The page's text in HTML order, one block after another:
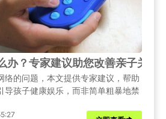
办？专家建议助您改善亲子关系
络的问题，本文提供专家建议，帮助
导孩子健康娱乐，而非简单粗暴地禁